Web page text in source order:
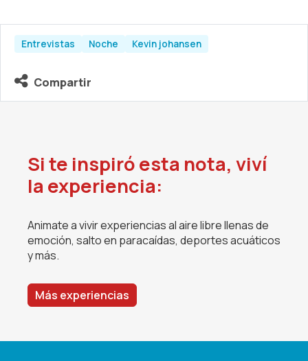
Entrevistas Noche Kevin johansen
Compartir
Si te inspiró esta nota, viví
la experiencia:
Animate a vivir experiencias al aire libre llenas de
emoción, salto en paracaídas, deportes acuáticos
y más.
Más experiencias